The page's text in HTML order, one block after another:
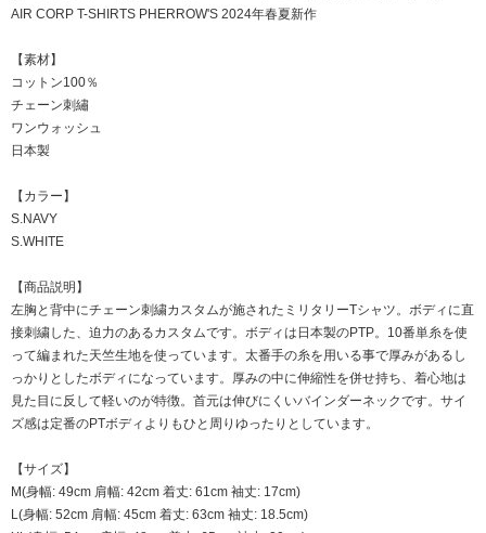
AIR CORP T-SHIRTS PHERROW'S 2024年春夏新作
【素材】
コットン100％
チェーン刺繡
ワンウォッシュ
日本製
【カラー】
S.NAVY
S.WHITE
【商品説明】
左胸と背中にチェーン刺繍カスタムが施されたミリタリーTシャツ。ボディに直
接刺繍した、迫力のあるカスタムです。ボディは日本製のPTP。10番単糸を使
って編まれた天竺生地を使っています。太番手の糸を用いる事で厚みがあるし
っかりとしたボディになっています。厚みの中に伸縮性を併せ持ち、着心地は
見た目に反して軽いのが特徴。首元は伸びにくいバインダーネックです。サイ
ズ感は定番のPTボディよりもひと周りゆったりとしています。
【サイズ】
M(身幅: 49cm 肩幅: 42cm 着丈: 61cm 袖丈: 17cm)
L(身幅: 52cm 肩幅: 45cm 着丈: 63cm 袖丈: 18.5cm)